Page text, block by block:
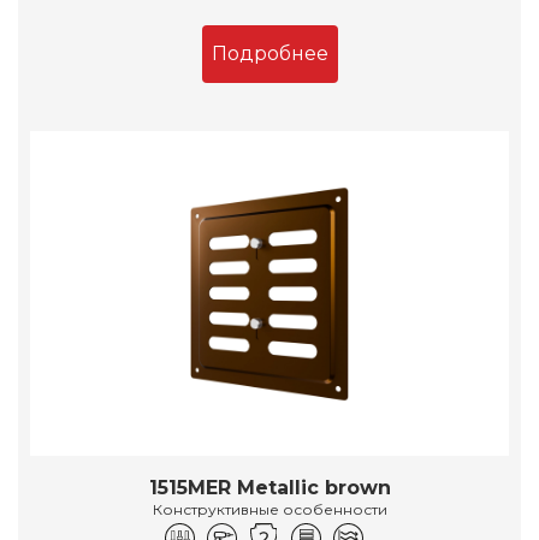
Подробнее
1515MER Metallic brown
Конструктивные особенности